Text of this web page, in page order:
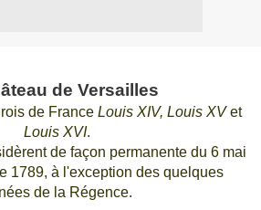
de Versailles
de France Louis XIV, Louis XVet
Louis XVI.
de façon permanente du 6 mai
1789, à l'exception des quelques
de la Régence.